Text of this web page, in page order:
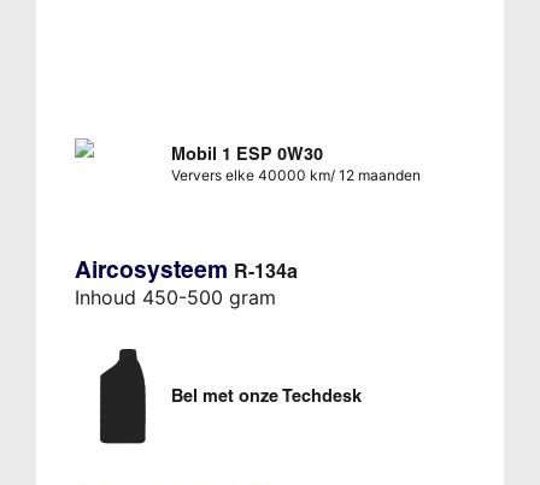
Mobil 1 ESP 0W30
Ververs elke 40000 km/ 12 maanden
Aircosysteem R-134a
Inhoud 450-500 gram
Bel met onze Techdesk